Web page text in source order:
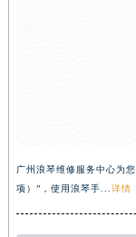
广州浪琴维修服务中心为
项）”，使用浪琴手...详情